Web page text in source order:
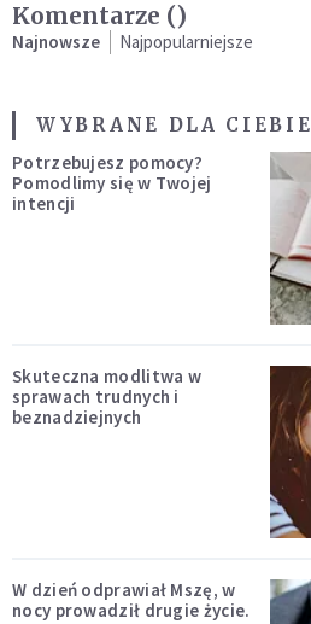
Komentarze ()
Najnowsze Najpopularniejsze
WYBRANE DLA CIEBIE
Potrzebujesz pomocy?
Pomodlimy się w Twojej
intencji
Skuteczna modlitwa w
sprawach trudnych i
beznadziejnych
W dzień odprawiał Mszę, w
nocy prowadził drugie życie.